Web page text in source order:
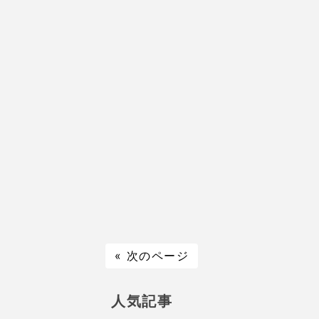
« 次のページ
人気記事